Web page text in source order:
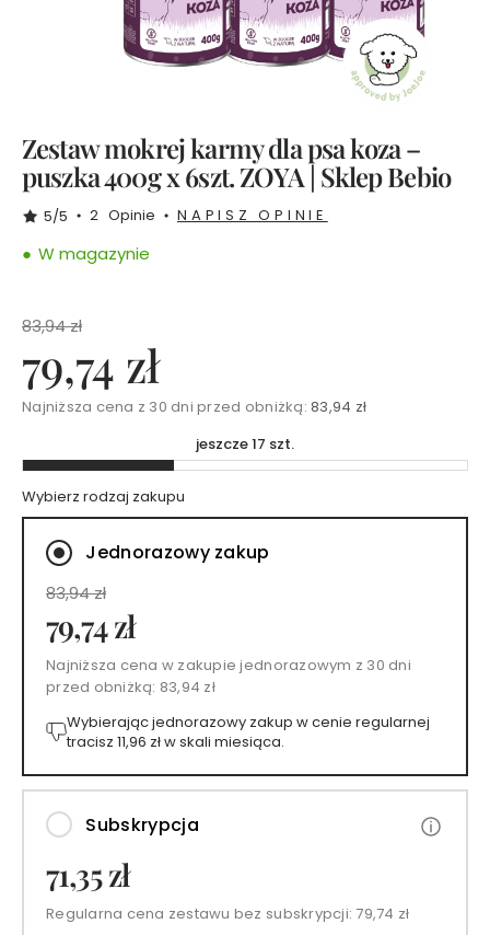
o
d
a
k
o
w
k
Z
s
t
a
y
I
J
P
e
r
f
u
y
5
P
Zestaw mokrej karmy dla psa koza –
puszka 400g x 6szt. ZOYA | Sklep Bebio
5/5 2 Opinie NAPISZ OPINIE
W magazynie
83,94 zł
79,74 zł
Najniższa cena z 30 dni przed obniżką:83,94 zł
jeszcze 17 szt.
Wybierz rodzaj zakupu
Jednorazowy zakup
83,94 zł
79,74 zł
Najniższa cena w zakupie jednorazowym z 30 dni
przed obniżką: 83,94 zł
Wybierając jednorazowy zakup w cenie regularnej
tracisz 11,96 złw skali miesiąca.
Subskrypcja
71,35 zł
Regularna cena zestawu bez subskrypcji: 79,74 zł